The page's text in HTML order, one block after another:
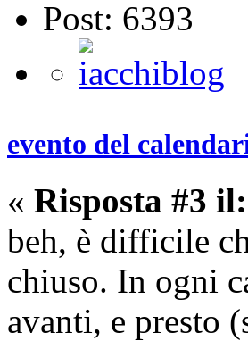
Post: 6393
evento del
« Risposta #3 il:
beh, è difficile
chiuso. In ogni
avanti, e presto